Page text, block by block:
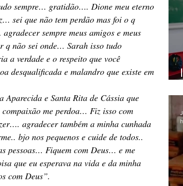
sempre… gratidão…. Dione meu eterno
sei que não tem perdão mas foi o q
sempre meus amigos e meus
q não sei onde… Sarah isso tudo
a verdade e o respeito que você
desqualificada e malandro que existe em
Aparecida e Santa Rita de Cássia que
me perdoa… Fiz isso com
agradecer também a minha cunhada
bjo nos pequenos e cuide de todos..
pessoas… Fiquem com Deus… e me
que eu esperava na vida e da minha
com Deus”.